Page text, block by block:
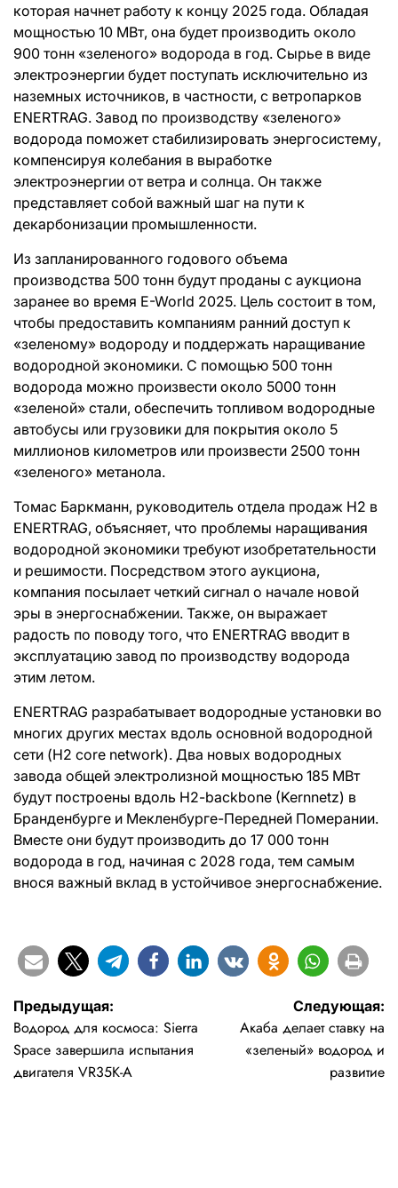
которая начнет работу к концу 2025 года. Обладая
мощностью 10 МВт, она будет производить около
900 тонн «зеленого» водорода в год. Сырье в виде
электроэнергии будет поступать исключительно из
наземных источников, в частности, с ветропарков
ENERTRAG. Завод по производству «зеленого»
водорода поможет стабилизировать энергосистему,
компенсируя колебания в выработке
электроэнергии от ветра и солнца. Он также
представляет собой важный шаг на пути к
декарбонизации промышленности.
Из запланированного годового объема
производства 500 тонн будут проданы с аукциона
заранее во время E-World 2025. Цель состоит в том,
чтобы предоставить компаниям ранний доступ к
«зеленому» водороду и поддержать наращивание
водородной экономики. С помощью 500 тонн
водорода можно произвести около 5000 тонн
«зеленой» стали, обеспечить топливом водородные
автобусы или грузовики для покрытия около 5
миллионов километров или произвести 2500 тонн
«зеленого» метанола.
Томас Баркманн, руководитель отдела продаж H2 в
ENERTRAG, объясняет, что проблемы наращивания
водородной экономики требуют изобретательности
и решимости. Посредством этого аукциона,
компания посылает четкий сигнал о начале новой
эры в энергоснабжении. Также, он выражает
радость по поводу того, что ENERTRAG вводит в
эксплуатацию завод по производству водорода
этим летом.
ENERTRAG разрабатывает водородные установки во
многих других местах вдоль основной водородной
сети (H2 core network). Два новых водородных
завода общей электролизной мощностью 185 МВт
будут построены вдоль H2-backbone (Kernnetz) в
Бранденбурге и Мекленбурге-Передней Померании.
Вместе они будут производить до 17 000 тонн
водорода в год, начиная с 2028 года, тем самым
внося важный вклад в устойчивое энергоснабжение.
Навигация
по
записям
Предыдущая:
Водород для космоса: Sierra
Space завершила испытания
двигателя VR35K-A
Следующая:
Акаба делает ставку на
«зеленый» водород и
развитие